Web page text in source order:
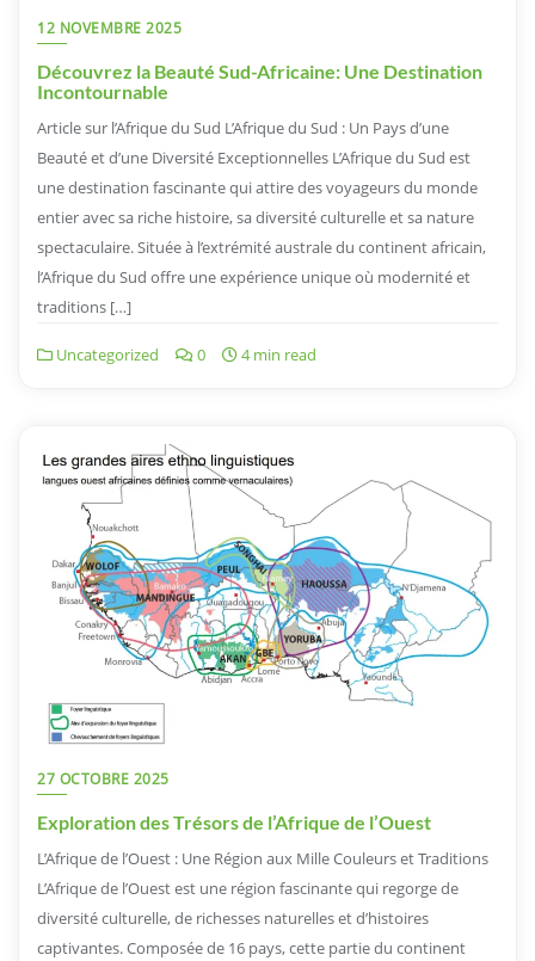
12 NOVEMBRE 2025
Découvrez la Beauté Sud-Africaine: Une Destination
Incontournable
Article sur l’Afrique du Sud L’Afrique du Sud : Un Pays d’une
Beauté et d’une Diversité Exceptionnelles L’Afrique du Sud est
une destination fascinante qui attire des voyageurs du monde
entier avec sa riche histoire, sa diversité culturelle et sa nature
spectaculaire. Située à l’extrémité australe du continent africain,
l’Afrique du Sud offre une expérience unique où modernité et
traditions […]
Uncategorized 0 4 min read
27 OCTOBRE 2025
Exploration des Trésors de l’Afrique de l’Ouest
L’Afrique de l’Ouest : Une Région aux Mille Couleurs et Traditions
L’Afrique de l’Ouest est une région fascinante qui regorge de
diversité culturelle, de richesses naturelles et d’histoires
captivantes. Composée de 16 pays, cette partie du continent